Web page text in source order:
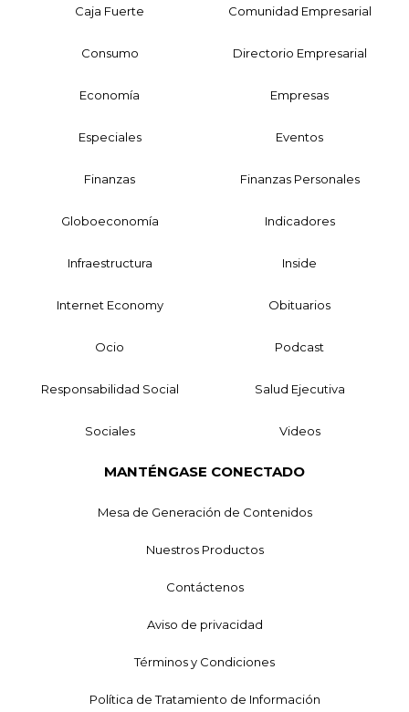
Caja Fuerte Comunidad Empresarial
Consumo Directorio Empresarial
Economía Empresas
Especiales Eventos
Finanzas Finanzas Personales
Globoeconomía Indicadores
Infraestructura Inside
Internet Economy Obituarios
Ocio Podcast
Responsabilidad Social Salud Ejecutiva
Sociales Videos
MANTÉNGASE CONECTADO
Mesa de Generación de Contenidos
Nuestros Productos
Contáctenos
Aviso de privacidad
Términos y Condiciones
Política de Tratamiento de Información